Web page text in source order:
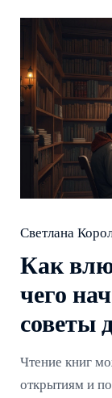
Светлана
Как
чего
советы
Чтение книг
открытиям и